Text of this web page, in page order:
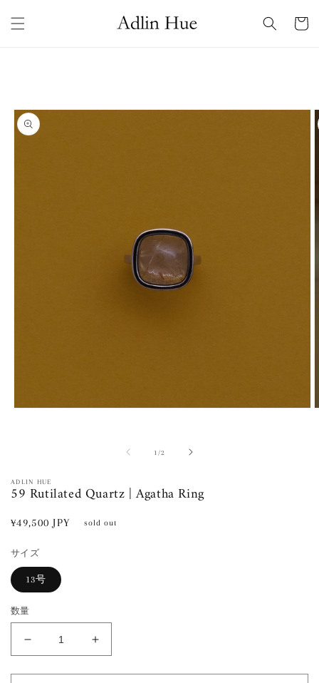
ンツに
進む
ー
商品情
報にス
キップ
メ
デ
ア
(1)
開
く
1 /の2
ADLIN HUE
59 Rutilated Quartz | Agatha Ring
通
価
格
¥49,500 JPY sold out
サイズ
13号
数量
Rutilated
Quartz
59
Rutilated
Quartz